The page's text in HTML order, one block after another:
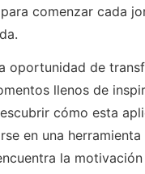
comenzar cada
oportunidad de
llenos de
cómo esta
en una herramienta
la